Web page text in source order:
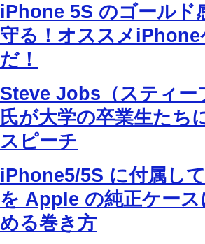
iPhone 5S のゴールド
守る！オススメ
だ！
Steve Jobs（スティー
氏が大学の卒業生たち
スピーチ
iPhone5/5S に付属し
を Apple の純正ケー
める巻き方